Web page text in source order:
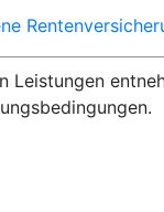
Leistungen